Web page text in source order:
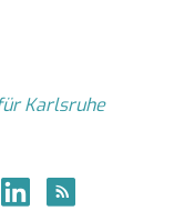
Karlsruhe